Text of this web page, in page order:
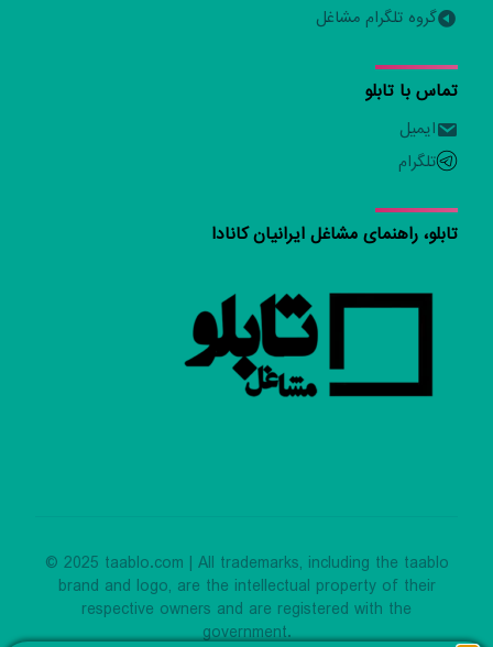
گروه تلگرام مشاغل
تماس با تابلو
ایمیل
تلگرام
تابلو، راهنمای مشاغل ایرانیان کانادا
© 2025 taablo.com | All trademarks, including the taablo
brand and logo, are the intellectual property of their
respective owners and are registered with the
government.